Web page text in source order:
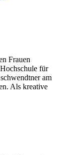
Frauen
für
am
Als kreative